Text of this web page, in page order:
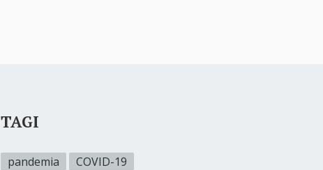
TAGI
pandemia
COVID-19